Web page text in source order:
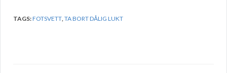
TAGS:FOTSVETT,TA BORT DÅLIG LUKT